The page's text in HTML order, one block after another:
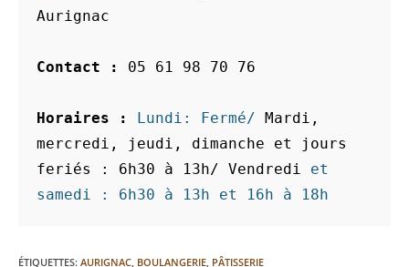
Aurignac
Contact : 05 61 98 70 76
Horaires : Lundi: Fermé/ Mardi,
mercredi, jeudi, dimanche et jours
feriés : 6h30 à 13h/ Vendredi et
samedi : 6h30 à 13h et 16h à 18h
ÉTIQUETTES: AURIGNAC, BOULANGERIE, PÂTISSERIE